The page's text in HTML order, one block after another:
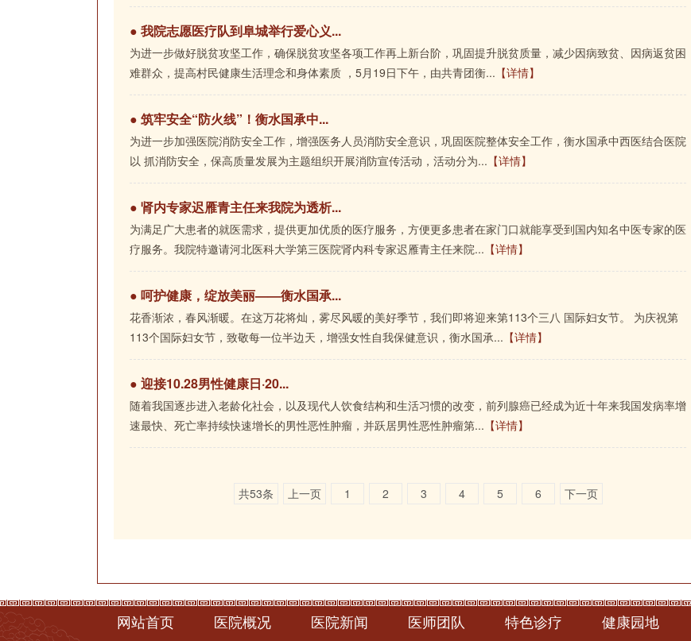
● 我院志愿医疗队到阜城举行爱心义...
为进一步做好脱贫攻坚工作，确保脱贫攻坚各项工作再上新台阶，巩固提升脱贫质量，减少因病致贫、因病返贫困
难群众，提高村民健康生活理念和身体素质 ，5月19日下午，由共青团衡... 【详情】
● 筑牢安全“防火线”！衡水国承中...
为进一步加强医院消防安全工作，增强医务人员消防安全意识，巩固医院整体安全工作，衡水国承中西医结合医院
以 抓消防安全，保高质量发展为主题组织开展消防宣传活动，活动分为... 【详情】
● 肾内专家迟雁青主任来我院为透析...
为满足广大患者的就医需求，提供更加优质的医疗服务，方便更多患者在家门口就能享受到国内知名中医专家的医
疗服务。我院特邀请河北医科大学第三医院肾内科专家迟雁青主任来院... 【详情】
● 呵护健康，绽放美丽——衡水国承...
花香渐浓，春风渐暖。在这万花将灿，雾尽风暖的美好季节，我们即将迎来第113个三八 国际妇女节。 为庆祝第
113个国际妇女节，致敬每一位半边天，增强女性自我保健意识，衡水国承... 【详情】
● 迎接10.28男性健康日·20...
随着我国逐步进入老龄化社会，以及现代人饮食结构和生活习惯的改变，前列腺癌已经成为近十年来我国发病率增
速最快、死亡率持续快速增长的男性恶性肿瘤，并跃居男性恶性肿瘤第... 【详情】
共53条 上一页 1 2 3 4 5 6 下一页
网站首页 医院概况 医院新闻 医师团队 特色诊疗 健康园地